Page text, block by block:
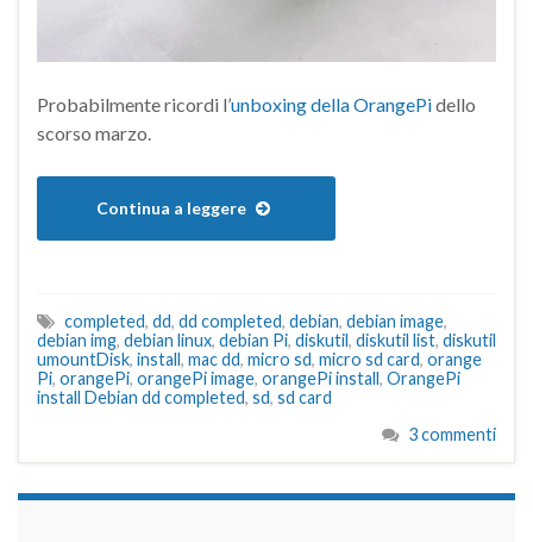
Probabilmente ricordi l’unboxing della OrangePidello
scorso marzo.
Continua a leggere
completed, dd, dd completed, debian, debian image,
debian img, debian linux, debian Pi, diskutil, diskutil list, diskutil
umountDisk, install, mac dd, micro sd, micro sd card, orange
Pi, orangePi, orangePi image, orangePi install, OrangePi
install Debian dd completed, sd, sd card
3 commenti